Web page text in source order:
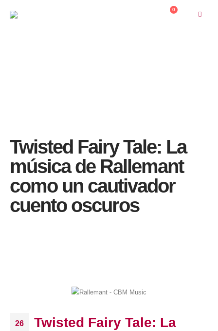
0
Twisted Fairy Tale: La
música de Rallemant
como un cautivador
cuento oscuros
26
Twisted Fairy Tale: La